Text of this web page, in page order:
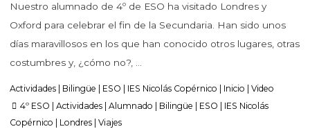
Nuestro alumnado de 4º de ESO ha visitado Londres y
Oxford para celebrar el fin de la Secundaria. Han sido unos
días maravillosos en los que han conocido otros lugares, otras
costumbres y, ¿cómo no?, …
Actividades Bilingüe ESO IES Nicolás Copérnico Inicio
Video
4º ESO |Actividades |Alumnado Bilingüe ESO
IES Nicolás
Copérnico
Londres |Viajes